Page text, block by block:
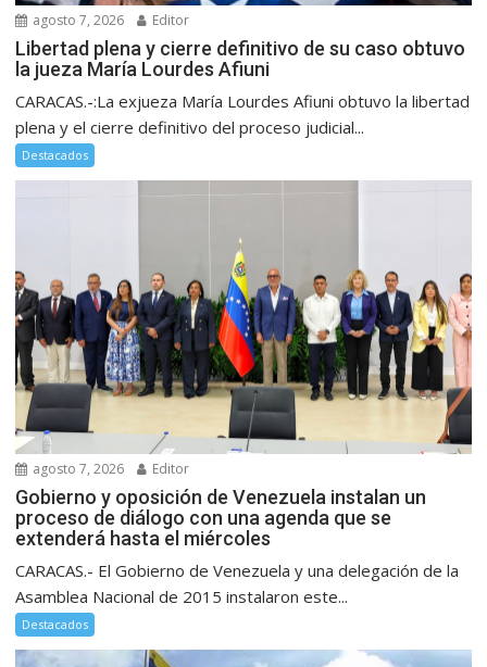
agosto 7, 2026 Editor
Libertad plena y cierre definitivo de su caso obtuvo
la jueza María Lourdes Afiuni
CARACAS.-:La exjueza María Lourdes Afiuni obtuvo la libertad
plena y el cierre definitivo del proceso judicial...
Destacados
agosto 7, 2026 Editor
Gobierno y oposición de Venezuela instalan un
proceso de diálogo con una agenda que se
extenderá hasta el miércoles
CARACAS.- El Gobierno de Venezuela y una delegación de la
Asamblea Nacional de 2015 instalaron este...
Destacados